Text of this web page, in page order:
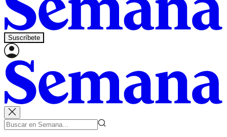
Suscríbete